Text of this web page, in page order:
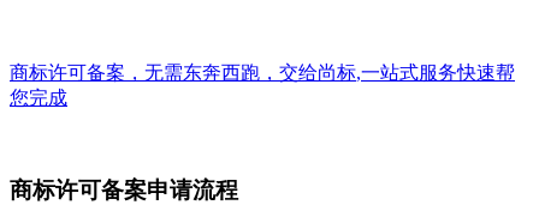
商标许可备案，无需东奔西跑，交给尚标,一站式服务快速帮
您完成
商标许可备案申请流程